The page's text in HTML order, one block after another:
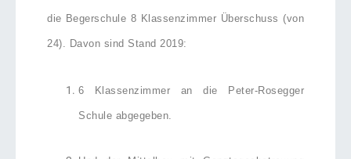
die Begerschule 8 Klassenzimmer Überschuss (von
24). Davon sind Stand 2019:
6 Klassenzimmer an die Peter-Rosegger
Schule abgegeben.